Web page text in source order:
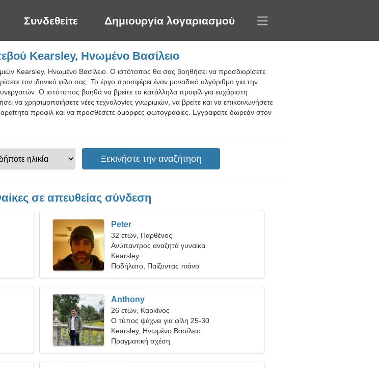
Συνδεθείτε Δημιουργία λογαριασμού
Kearsley, Ηνωμένο Βασίλειο
Kearsley, Ηνωμένο Βασίλειο. Ο ιστότοπος θα σας βοηθήσει να προσδιορίσετε
τον ιδανικό φίλο σας. Το έργο προσφέρει έναν μοναδικό αλγόριθμο για την
Ο ιστότοπος βοηθά να βρείτε τα κατάλληλα προφίλ για ευχάριστη
να χρησιμοποιήσετε νέες τεχνολογίες γνωριμιών, να βρείτε και να επικοινωνήσετε
προφίλ και να προσθέσετε όμορφες φωτογραφίες. Εγγραφείτε δωρεάν στον
σε απευθείας σύνδεση
Peter
32 ετών, Παρθένος
Ανύπαντρος αναζητά γυναίκα
Kearsley
Ποδήλατο, Παίζοντας πιάνο
Anthony
26 ετών, Καρκίνος
Ο τύπος ψάχνει για φίλη 25-30
Kearsley, Ηνωμένο Βασίλειο
Πραγματική σχέση